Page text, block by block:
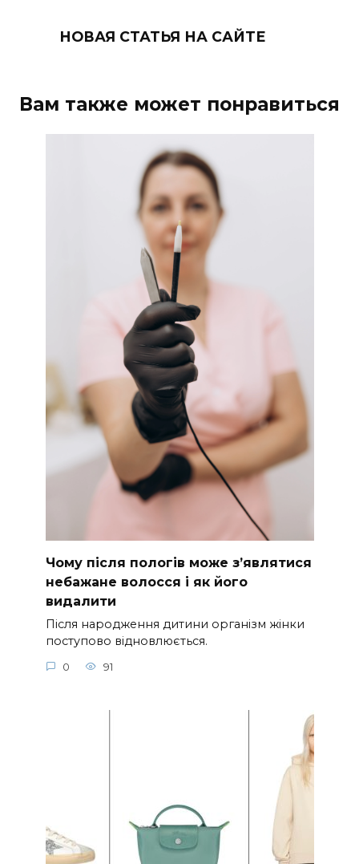
НОВАЯ СТАТЬЯ НА САЙТЕ
Вам также может понравиться
Чому після пологів може з’являтися
небажане волосся і як його
видалити
Після народження дитини організм жінки
поступово відновлюється.
0 91